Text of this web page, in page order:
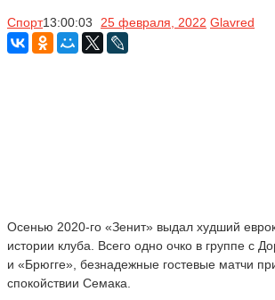
Спорт13:00:03 25 февраля, 2022 Glavred
Осенью 2020-го «Зенит» выдал худший
истории клуба. Всего одно очко в группе с
и «Брюгге», безнадежные гостевые матчи
спокойствии Семака.